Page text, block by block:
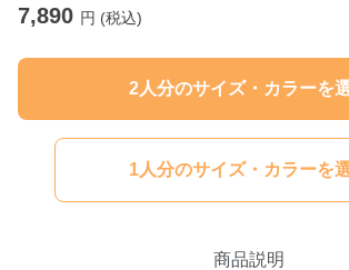
7,890 円 (税込)
2人分のサイズ・カラーを
1人分のサイズ・カラーを
商品説明